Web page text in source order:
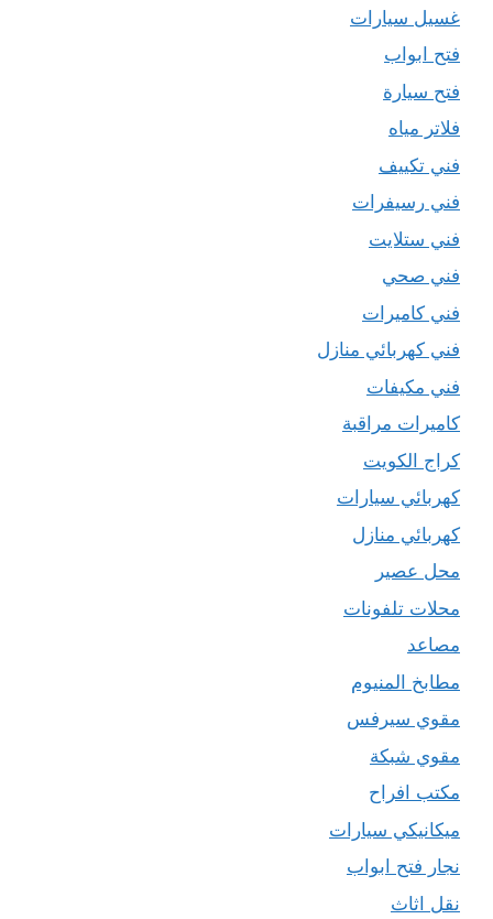
غسيل سيارات
فتح ابواب
فتح سيارة
فلاتر مياه
فني تكييف
فني رسيفرات
فني ستلايت
فني صحي
فني كاميرات
فني كهربائي منازل
فني مكيفات
كاميرات مراقبة
كراج الكويت
كهربائي سيارات
كهربائي منازل
محل عصير
محلات تلفونات
مصاعد
مطابخ المنيوم
مقوي سيرفس
مقوي شبكة
مكتب افراح
ميكانيكي سيارات
نجار فتح ابواب
نقل اثاث